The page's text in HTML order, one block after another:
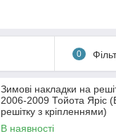
0
Зимові накладки на
2006-2009 Тойота Яріс
решітку з кріпленнями)
В наявності